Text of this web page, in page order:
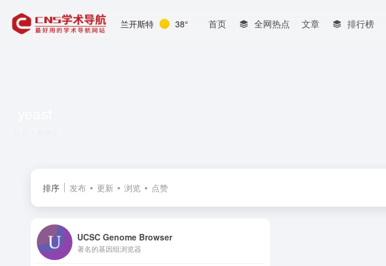
兰开斯特 38° 首页 全网热点 文章 排行榜
排序 发布 更新 浏览 点赞
UCSC Genome Browser
著名的基因组浏览器